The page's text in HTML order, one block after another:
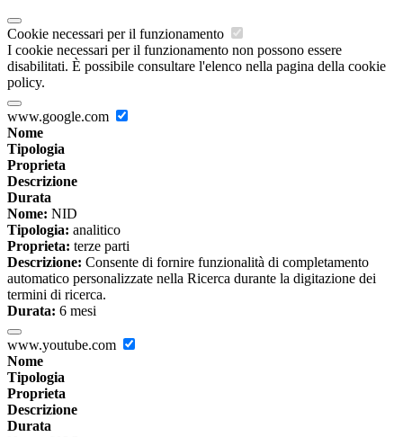
Cookie necessari per il funzionamento
I cookie necessari per il funzionamento non possono essere
disabilitati. È possibile consultare l'elenco nella pagina della cookie
policy.
www.google.com
Nome
Tipologia
Proprieta
Descrizione
Durata
Nome: NID
Tipologia: analitico
Proprieta: terze parti
Descrizione: Consente di fornire funzionalità di completamento
automatico personalizzate nella Ricerca durante la digitazione dei
termini di ricerca.
Durata: 6 mesi
www.youtube.com
Nome
Tipologia
Proprieta
Descrizione
Durata